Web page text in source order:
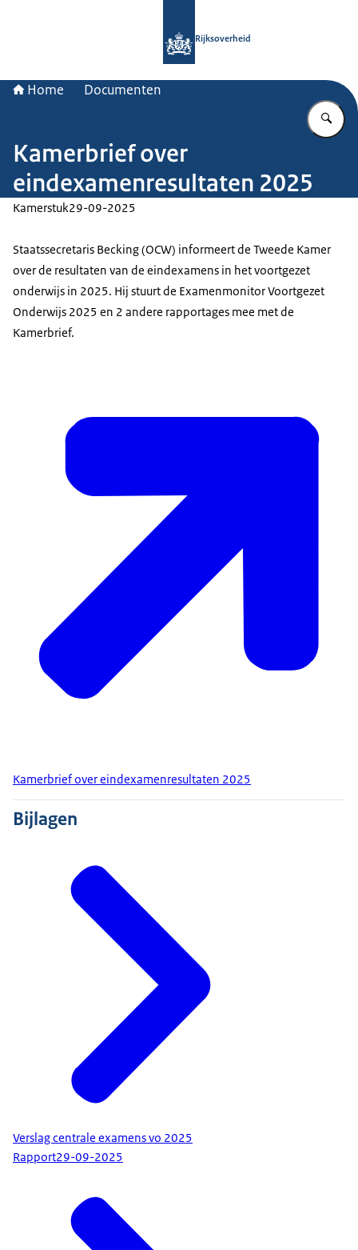
Rijksoverheid
Home Documenten
Kamerbrief over
eindexamenresultaten 2025
Kamerstuk29-09-2025
Staatssecretaris Becking (OCW) informeert de Tweede Kamer
over de resultaten van de eindexamens in het voortgezet
onderwijs in 2025. Hij stuurt de Examenmonitor Voortgezet
Onderwijs 2025 en 2 andere rapportages mee met de
Kamerbrief.
Kamerbrief over eindexamenresultaten 2025
Bijlagen
Verslag centrale examens vo 2025
Rapport29-09-2025